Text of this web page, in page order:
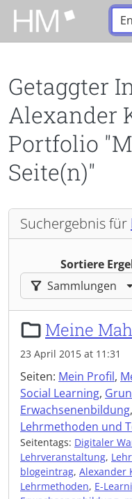
Zum Hauptinhalt
Getaggter
Alexander
Portfolio
Seite(n)"
Suchergebnis für
Sortiere
Ergebnisse
Sammlungen
Meine
23 April 2015 at 11:31
Seiten: Mein Profil,
Social Learning,
Erwachsenenbildung,
Lehrmethoden und
Seitentags: Digitaler
Lehrveranstaltung,
blogeintrag, Alexander
Lehrmethoden, E-